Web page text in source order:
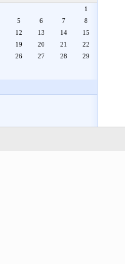
1
5 6 7
8
12 13 14
15
19 20 21
22
26 27 28
29